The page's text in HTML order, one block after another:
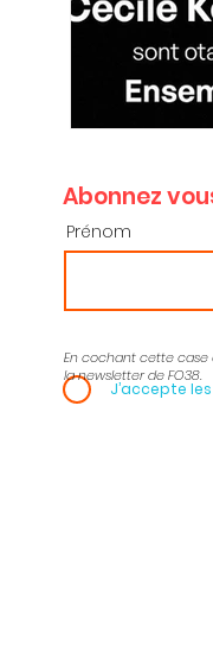
Abonnez
Prénom
J’accepte
En cochant cette case
la newsletter de FO38.